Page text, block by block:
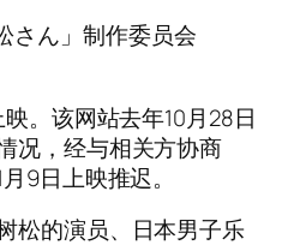
さん」制作委员会
。该网站去年10月28日
况，经与相关方协商
9日上映推迟。
松的演员、日本男子乐